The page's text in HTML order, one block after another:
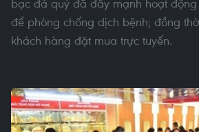
bạc đá quý đã đẩy mạnh hoạt
để phòng chống dịch bệnh; đồng
khách hàng đặt mua trực tuyến.